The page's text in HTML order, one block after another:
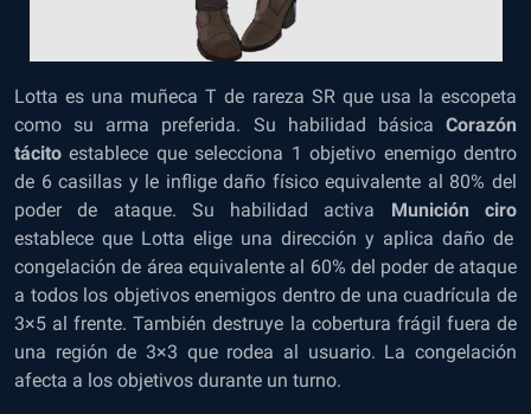
Lotta es una muñeca T de rareza SR que usa la escopeta
como su arma preferida. Su habilidad básica Corazón
tácito establece que selecciona 1 objetivo enemigo dentro
de 6 casillas y le inflige daño físico equivalente al 80% del
poder de ataque. Su habilidad activa Munición ciro
establece que Lotta elige una dirección y aplica daño de
congelación de área equivalente al 60% del poder de ataque
a todos los objetivos enemigos dentro de una cuadrícula de
3×5 al frente. También destruye la cobertura frágil fuera de
una región de 3×3 que rodea al usuario. La congelación
afecta a los objetivos durante un turno.